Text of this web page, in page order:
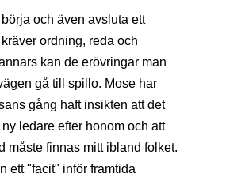
och även avsluta ett
ordning, reda och
kan de erövringar man
gå till spillo. Mose har
gång haft insikten att det
ny ledare efter honom och att
måste finnas mitt ibland folket.
ett "facit" inför framtida